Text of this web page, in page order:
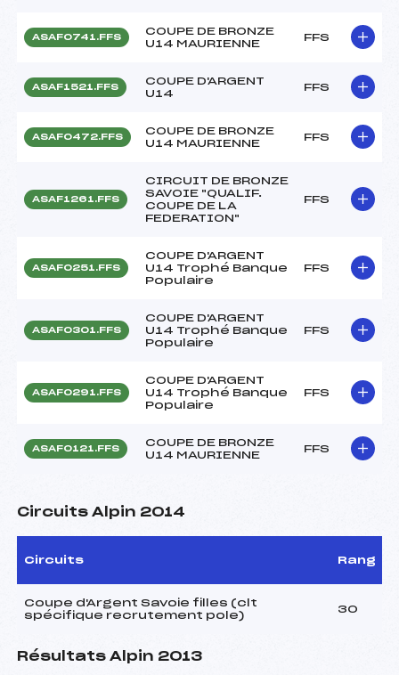
ASAF0741.FFS
COUPE DE BRONZE
U14 MAURIENNE
FFS
ASAF1521.FFS
COUPE D'ARGENT
U14
FFS
ASAF0472.FFS
COUPE DE BRONZE
U14 MAURIENNE
FFS
ASAF1261.FFS
CIRCUIT DE BRONZE
SAVOIE "QUALIF.
COUPE DE LA
FEDERATION"
FFS
ASAF0251.FFS
COUPE D'ARGENT
U14 Trophé Banque
Populaire
FFS
ASAF0301.FFS
COUPE D'ARGENT
U14 Trophé Banque
Populaire
FFS
ASAF0291.FFS
COUPE D'ARGENT
U14 Trophé Banque
Populaire
FFS
ASAF0121.FFS
COUPE DE BRONZE
U14 MAURIENNE
FFS
Circuits Alpin 2014
Circuits Rang
Coupe d'Argent Savoie filles (clt
spécifique recrutement pole)
30
Résultats Alpin 2013